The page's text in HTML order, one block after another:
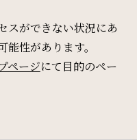
スができない状況にあ
性があります。
ページにて目的のペー